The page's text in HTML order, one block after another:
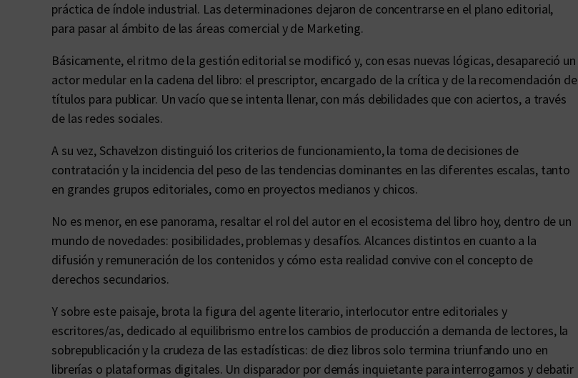
práctica de índole industrial. Las determinaciones dejaron de concentrarse en el plano editorial,
para pasar al ámbito de las áreas comercial y de Marketing.
Básicamente, el ritmo de la gestión editorial se modificó y, con esas nuevas lógicas, desapareció un
actor medular en la cadena del libro: el prescriptor, encargado de la crítica y de la recomendación de
títulos para publicar. Un vacío que se intenta llenar, con más debilidades que con aciertos, a través
de las redes sociales.
A su vez, Schavelzon distinguió los criterios de funcionamiento, la toma de decisiones de
contratación y la incidencia del peso de las tendencias dominantes en las diferentes escalas, tanto
en grandes grupos editoriales, como en proyectos medianos y chicos.
No es menor, en ese panorama, resaltar el rol del autor en el ecosistema del libro hoy, dentro de un
mundo de novedades: posibilidades, problemas y desafíos. Alcances distintos en cuanto a la
difusión y remuneración de los contenidos y cómo esta realidad convive con el concepto de
derechos secundarios.
Y sobre este paisaje, brota la figura del agente literario, interlocutor entre editoriales y
escritores/as, dedicado al equilibrismo entre los cambios de producción a demanda de lectores, la
sobrepublicación y la crudeza de las estadísticas: de diez libros solo termina triunfando uno en
librerías o plataformas digitales. Un disparador por demás inquietante para interrogarnos y debatir